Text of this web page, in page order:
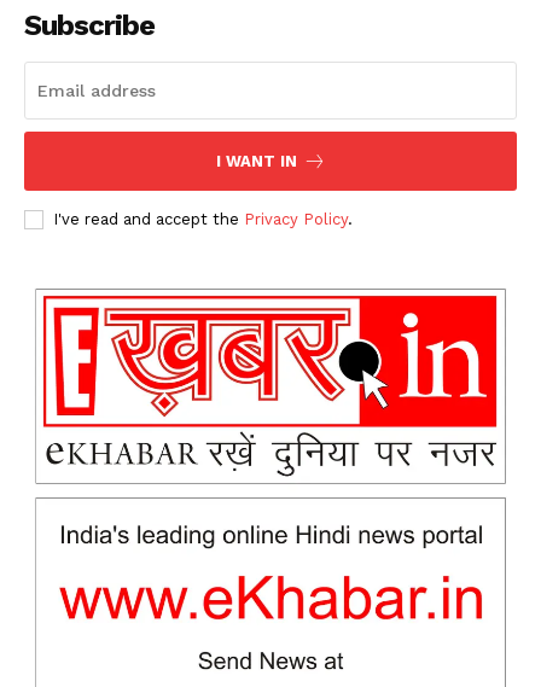
News Week
Subscribe
I WANT IN
I've read and accept the Privacy Policy.